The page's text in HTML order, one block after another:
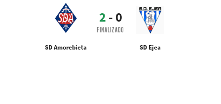
SD Amorebieta
2 - 0
FINALIZADO
SD Ejea